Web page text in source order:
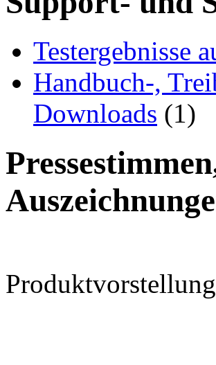
Testergebnisse
Handbuch-,
Downloads (1)
Produktvorstellung